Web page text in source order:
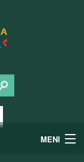
MENI